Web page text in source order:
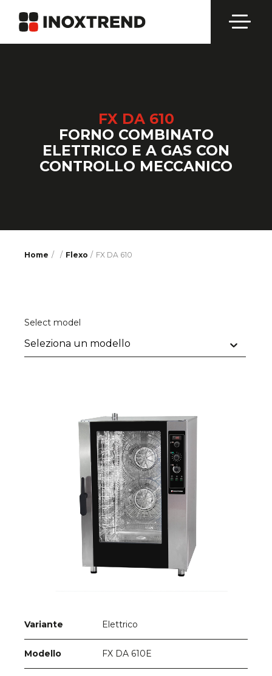
FX DA 610
FORNO COMBINATO
ELETTRICO E A GAS CON
CONTROLLO MECCANICO
Home / / Flexo FX DA 610
Select model
Modello Prodotto
Variante Elettrico
Modello FX DA 610E